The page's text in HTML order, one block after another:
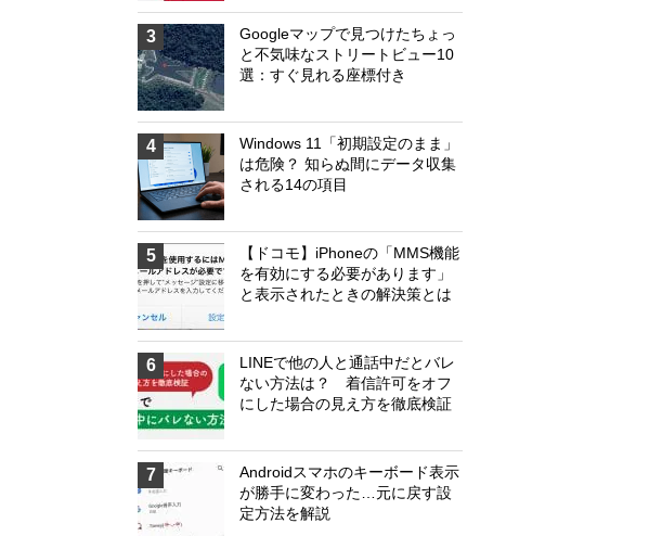
3
Googleマップで見つけたちょっ
と不気味なストリートビュー10
選：すぐ見れる座標付き
4
Windows 11「初期設定のまま」
は危険？ 知らぬ間にデータ収集
される14の項目
5
【ドコモ】iPhoneの「MMS機能
を有効にする必要があります」
と表示されたときの解決策とは
6
LINEで他の人と通話中だとバレ
ない方法は？ 着信許可をオフ
にした場合の見え方を徹底検証
7
Androidスマホのキーボード表示
が勝手に変わった…元に戻す設
定方法を解説